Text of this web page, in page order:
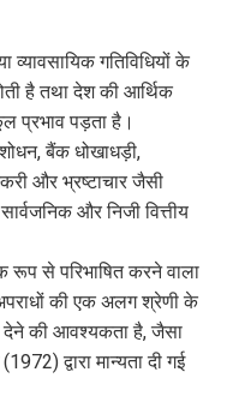
गतिविधियों के
है तथा देश की आर्थिक
प्रभाव पड़ता है।
बैंक धोखाधड़ी,
और भ्रष्टाचार जैसी
और निजी वित्तीय
रूप से परिभाषित करने वाला
की एक अलग श्रेणी के
देने की आवश्यकता है, जैसा
द्वारा मान्यता दी गई